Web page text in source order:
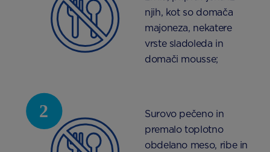
njih, kot so domača
majoneza, nekatere
vrste sladoleda in
domači mousse;
Surovo pečeno in
premalo toplotno
obdelano meso, ribe in